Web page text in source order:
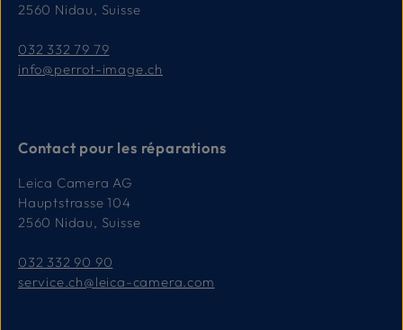
2560 Nidau, Suisse
032 332 79 79
info@perrot-image.ch
Contact pour les réparations
Leica Camera AG
Hauptstrasse 104
2560 Nidau, Suisse
032 332 90 90
service.ch@leica-camera.com